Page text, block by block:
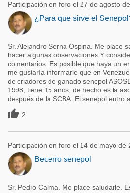
Participación en foro el 27 de agosto
¿Para que sirve el
Sr. Alejandro Serna Ospina. Me place
hacer algunas observaciones Y
comentarios. Es posible que haya un
me gustaría informarle que en
de criadores de ganado senepol
1998, tiene 15 años, de hecho es la
después de la SCBA. El senepol entro a
 2
Participación en foro el 14 de mayo de
Becerro senepol
Sr. Pedro Calma. Me place saludarle.